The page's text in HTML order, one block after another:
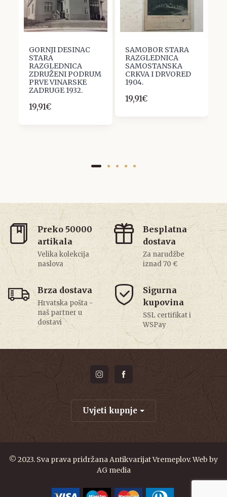
GORNJI DESINAC
STARA
RAZGLEDNICA
ZDRUŽENI PODRUM
PRVE VINARSKE
ZADRUGE 1932.
19,91€
SAMOBOR STARA
RAZGLEDNICA
SAMOSTANSKA
CRKVA I DRVORED
1904.
19,91€
Preko 50000
artikala
Velika kolekcija
naslova
Besplatna
dostava
Za narudžbe
iznad 70 €
Brza dostava
Hrvatska pošta -
naš partner u
dostavi
Sigurna
kupovina
SSL certifikat i
WSPay
Uvjeti kupnje
© 2023. Sva prava pridržana Antikvarijat Vremeplov. Web by
AG media